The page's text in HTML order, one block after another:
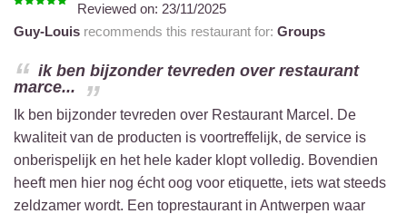
Reviewed on: 23/11/2025
Guy-Louis recommends this restaurant for: Groups
ik ben bijzonder tevreden over restaurant
marce...
Ik ben bijzonder tevreden over Restaurant Marcel. De
kwaliteit van de producten is voortreffelijk, de service is
onberispelijk en het hele kader klopt volledig. Bovendien
heeft men hier nog écht oog voor etiquette, iets wat steeds
zeldzamer wordt. Een toprestaurant in Antwerpen waar